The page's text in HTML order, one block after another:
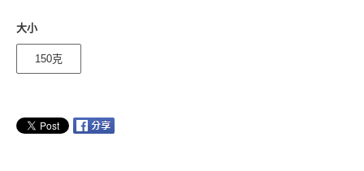
大小
150克